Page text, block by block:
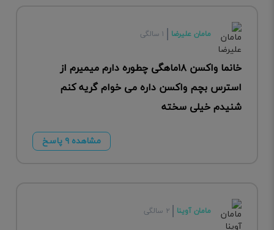
مامان علیرضا ۱ سالگی
خانما واکسن ۱۸ماهگی چطوره دارم میمیرم از
استرس بچم واکسن داره می خوام گریه کنم
شنیدم خیلی سخته
مشاهده ۹ پاسخ
مامان آوینا ۲ سالگی